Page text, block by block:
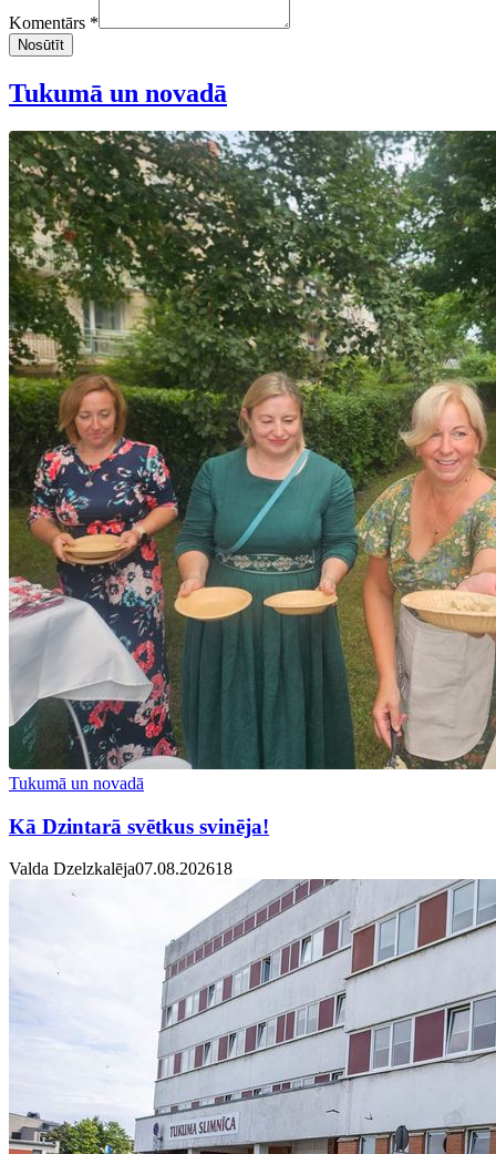
Komentārs *
Nosūtīt
Tukumā un novadā
Tukumā un novadā
Kā Dzintarā svētkus svinēja!
Valda Dzelzkalēja07.08.202618